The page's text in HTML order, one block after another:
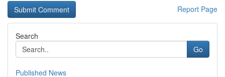
Report Page
Search
Go
Published News